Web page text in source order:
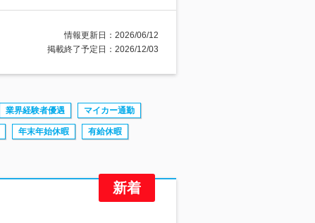
情報更新日：2026/06/12
掲載終了予定日：2026/12/03
業界経験者優遇 マイカー通勤
年末年始休暇 有給休暇